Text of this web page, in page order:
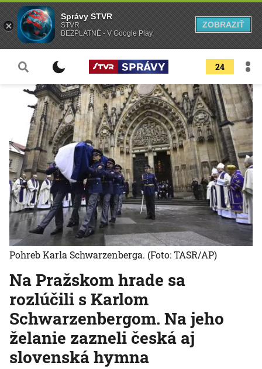
24
Na Pražskom hrade sa
rozlúčili s Karlom
Schwarzenbergom. Na jeho
želanie zazneli česká aj
slovenská hymna
Pohreb Karla Schwarzenberga. (Foto: TASR/AP)
Správy STVR
STVR
BEZPLATNÉ - V Google Play
ZOBRAZIŤ